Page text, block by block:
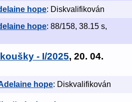
hope: Diskvalifikován
hope: 88/158, 38.15 s,
- I/2025, 20. 04.
hope: Diskvalifikován